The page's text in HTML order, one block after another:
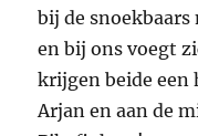
bij de
en bij ons voegt
krijgen beide een
Arjan en aan de